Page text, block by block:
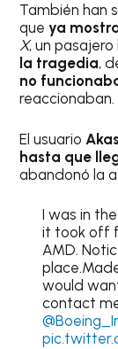
También han
queya
X, un
la tragedia,
no
reaccionaban.
El usuario
hasta que
abandonó la
I was in
it took off
AMD.
would
contact